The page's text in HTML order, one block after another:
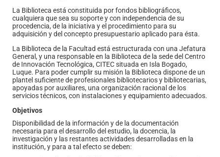
La Biblioteca está constituida por fondos bibliográficos,
cualquiera que sea su soporte y con independencia de su
procedencia, de la iniciativa y el procedimiento para su
adquisición y del concepto presupuestario aplicado para ésta.
La Biblioteca de la Facultad está estructurada con una Jefatura
General, y una responsable en la Biblioteca de la sede del Centro
de Innovación Tecnológica, CITEC situada en Isla Bogado,
Luque. Para poder cumplir su misión la Biblioteca dispone de un
plantel suficiente de profesionales bibliotecarios y bibliotecarias,
apoyadas por auxiliares, una organización racional de los
servicios técnicos, con instalaciones y equipamiento adecuados.
Objetivos
Disponibilidad de la información y de la documentación
necesaria para el desarrollo del estudio, la docencia, la
investigación y las restantes actividades desarrolladas en la
institución, y para a tal efecto se deben: